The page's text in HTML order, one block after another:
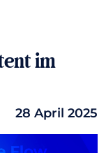
im
28 April 2025